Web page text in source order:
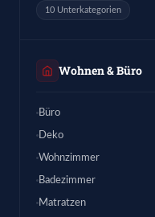
10 Unterkategorien
Wohnen & Büro
Büro
Deko
Wohnzimmer
Badezimmer
Matratzen